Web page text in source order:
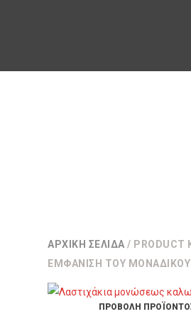
ΑΡΧΙΚΉ ΣΕΛΊΔΑ / PRODUCT
ΕΜΦΆΝΙΣΗ ΤΟΥ
ΠΡΟΒΟΛΉ